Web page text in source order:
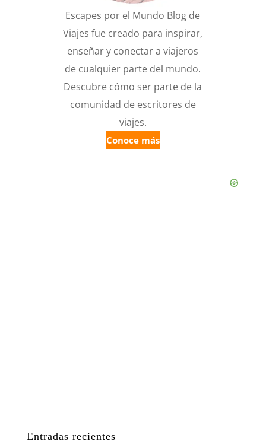
Escapes por el Mundo Blog de
Viajes fue creado para inspirar,
enseñar y conectar a viajeros
de cualquier parte del mundo.
Descubre cómo ser parte de la
comunidad de escritores de
viajes.
Conoce más
Entradas recientes